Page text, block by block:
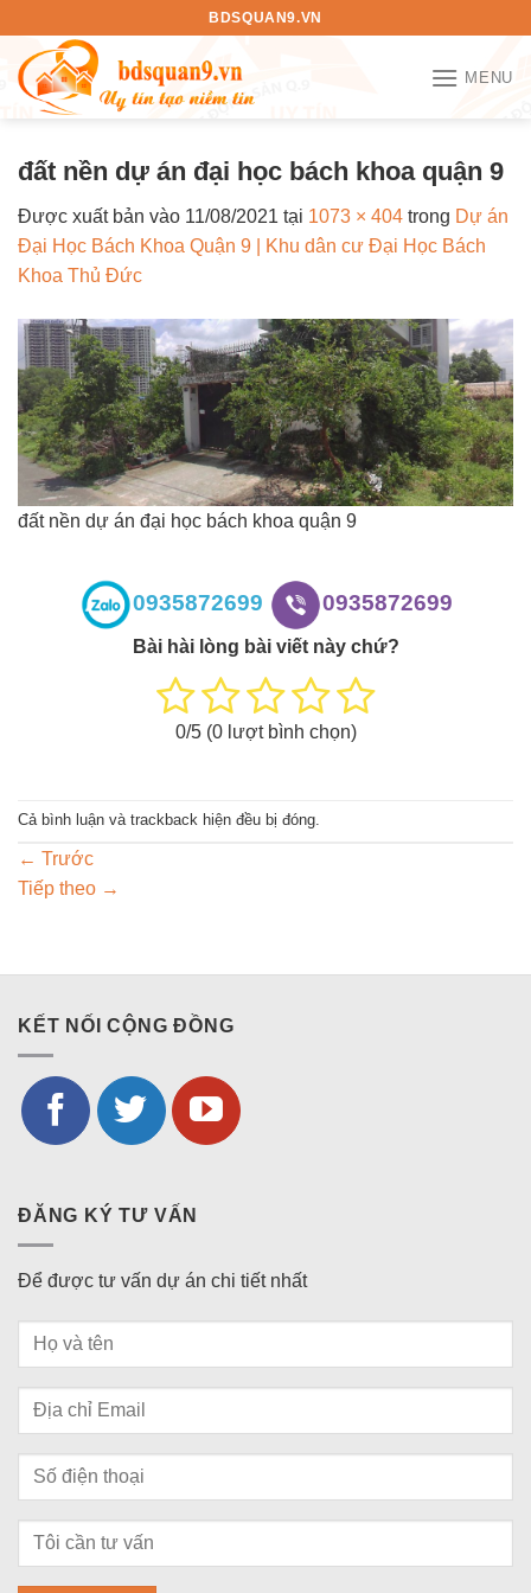
nội
dung
BDSQUAN9.VN
MENU
đất nền dự án đại học bách khoa quận 9
Được xuất bản vào 11/08/2021 tại 1073 × 404 trong Dự án
Đại Học Bách Khoa Quận 9 | Khu dân cư Đại Học Bách
Khoa Thủ Đức
đất nền dự án đại học bách khoa quận 9
0935872699 0935872699
Bài hài lòng bài viết này chứ?
0/5 (0lượt bình chọn)
Cả bình luận và trackback hiện đều bị đóng.
← Trước
Tiếp theo →
KẾT NỐI CỘNG ĐỒNG
ĐĂNG KÝ TƯ VẤN
Để được tư vấn dự án chi tiết nhất